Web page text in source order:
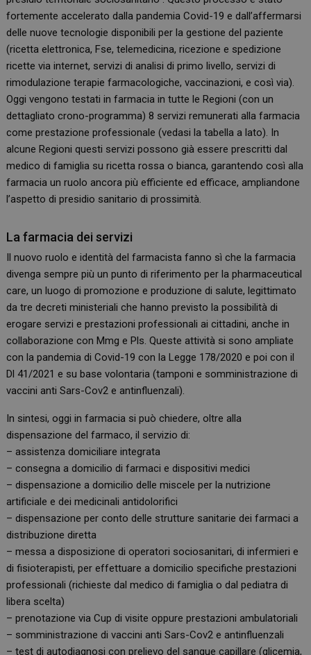
fortemente accelerato dalla pandemia Covid-19 e dall’affermarsi
delle nuove tecnologie disponibili per la gestione del paziente
(ricetta elettronica, Fse, telemedicina, ricezione e spedizione
ricette via internet, servizi di analisi di primo livello, servizi di
rimodulazione terapie farmacologiche, vaccinazioni, e così via).
Oggi vengono testati in farmacia in tutte le Regioni (con un
dettagliato crono-programma) 8 servizi remunerati alla farmacia
come prestazione professionale (vedasi la tabella a lato). In
alcune Regioni questi servizi possono già essere prescritti dal
medico di famiglia su ricetta rossa o bianca, garantendo così alla
farmacia un ruolo ancora più efficiente ed efficace, ampliandone
l’aspetto di presidio sanitario di prossimità.
La farmacia dei servizi
Il nuovo ruolo e identità del farmacista fanno sì che la farmacia
divenga sempre più un punto di riferimento per la pharmaceutical
care, un luogo di promozione e produzione di salute, legittimato
da tre decreti ministeriali che hanno previsto la possibilità di
erogare servizi e prestazioni professionali ai cittadini, anche in
collaborazione con Mmg e Pls. Queste attività si sono ampliate
con la pandemia di Covid-19 con la Legge 178/2020 e poi con il
Dl 41/2021 e su base volontaria (tamponi e somministrazione di
vaccini anti Sars-Cov2 e antinfluenzali).
In sintesi, oggi in farmacia si può chiedere, oltre alla
dispensazione del farmaco, il servizio di:
– assistenza domiciliare integrata
– consegna a domicilio di farmaci e dispositivi medici
– dispensazione a domicilio delle miscele per la nutrizione
artificiale e dei medicinali antidolorifici
– dispensazione per conto delle strutture sanitarie dei farmaci a
distribuzione diretta
– messa a disposizione di operatori sociosanitari, di infermieri e
di fisioterapisti, per effettuare a domicilio specifiche prestazioni
professionali (richieste dal medico di famiglia o dal pediatra di
libera scelta)
– prenotazione via Cup di visite oppure prestazioni ambulatoriali
– somministrazione di vaccini anti Sars-Cov2 e antinfluenzali
– test di autodiagnosi con prelievo del sangue capillare (glicemia,